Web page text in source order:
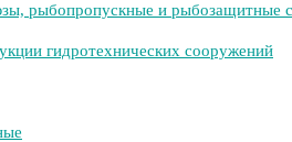
рыбопропускные и рыбозащитные
гидротехнических сооружений